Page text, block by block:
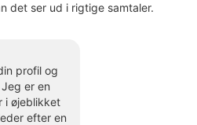
det ser ud i rigtige samtaler.
profil og
er en
i øjeblikket
efter en